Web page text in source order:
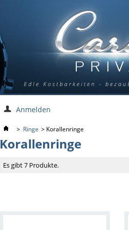
Anmelden
> Ringe > Korallenringe
Korallenringe
Es gibt 7 Produkte.